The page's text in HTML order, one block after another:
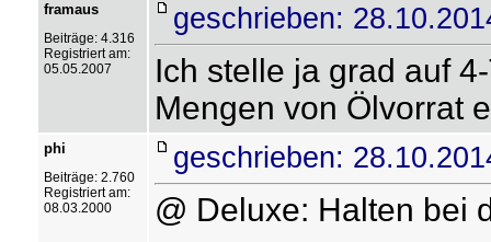
framaus
Beiträge: 4.316
Registriert am:
05.05.2007
geschrieben:
Ich stelle ja grad auf
Mengen von Ölvorrat
phi
Beiträge: 2.760
Registriert am:
08.03.2000
geschrieben:
@ Deluxe: Halten bei